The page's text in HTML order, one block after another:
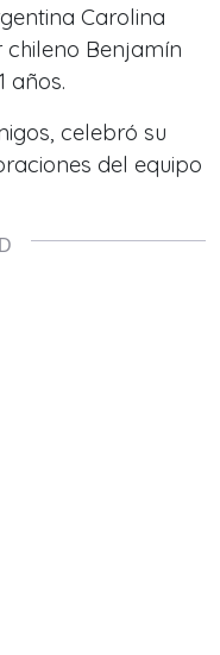
Carolina
chileno Benjamín
años.
celebró su
del equipo